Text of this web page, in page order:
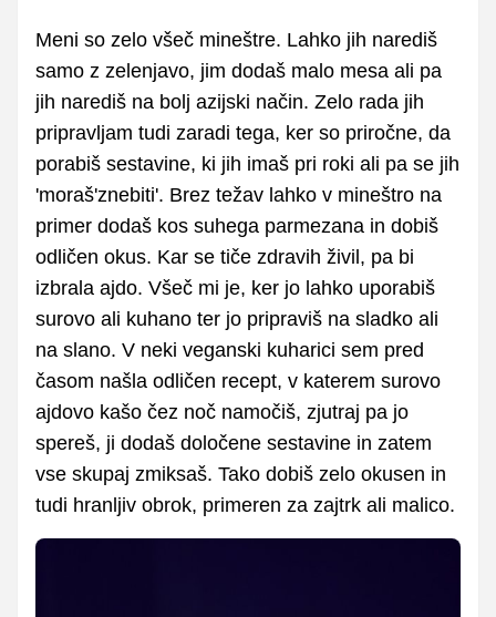
Meni so zelo všeč mineštre. Lahko jih narediš
samo z zelenjavo, jim dodaš malo mesa ali pa
jih narediš na bolj azijski način. Zelo rada jih
pripravljam tudi zaradi tega, ker so priročne, da
porabiš sestavine, ki jih imaš pri roki ali pa se jih
'moraš'znebiti'. Brez težav lahko v mineštro na
primer dodaš kos suhega parmezana in dobiš
odličen okus. Kar se tiče zdravih živil, pa bi
izbrala ajdo. Všeč mi je, ker jo lahko uporabiš
surovo ali kuhano ter jo pripraviš na sladko ali
na slano. V neki veganski kuharici sem pred
časom našla odličen recept, v katerem surovo
ajdovo kašo čez noč namočiš, zjutraj pa jo
spereš, ji dodaš določene sestavine in zatem
vse skupaj zmiksaš. Tako dobiš zelo okusen in
tudi hranljiv obrok, primeren za zajtrk ali malico.